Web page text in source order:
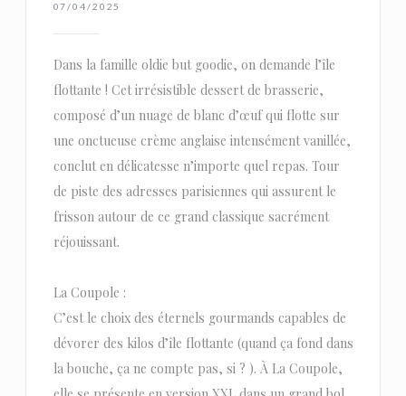
07/04/2025
Dans la famille oldie but goodie, on demande l’île
flottante ! Cet irrésistible dessert de brasserie,
composé d’un nuage de blanc d’œuf qui flotte sur
une onctueuse crème anglaise intensément vanillée,
conclut en délicatesse n’importe quel repas. Tour
de piste des adresses parisiennes qui assurent le
frisson autour de ce grand classique sacrément
réjouissant.
La Coupole :
C’est le choix des éternels gourmands capables de
dévorer des kilos d’île flottante (quand ça fond dans
la bouche, ça ne compte pas, si ? ). À La Coupole,